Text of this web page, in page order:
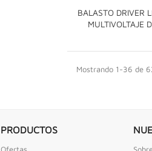
BALASTO DRIVER
MULTIVOLTAJE

Mostrando 1-36 de
PRODUCTOS